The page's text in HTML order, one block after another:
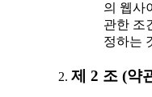
의 웹사
관한 조
정하는
제 2 조 (약